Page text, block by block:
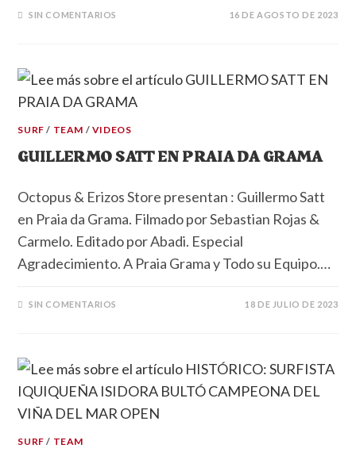
SIN COMENTARIOS 16 DE AGOSTO DE 2023
SURF / TEAM / VIDEOS
GUILLERMO SATT EN PRAIA DA GRAMA
Octopus & Erizos Store presentan : Guillermo Satt
en Praia da Grama. Filmado por Sebastian Rojas &
Carmelo. Editado por Abadi. Especial
Agradecimiento. A Praia Grama y Todo su Equipo.…
SIN COMENTARIOS 18 DE JULIO DE 2023
SURF / TEAM